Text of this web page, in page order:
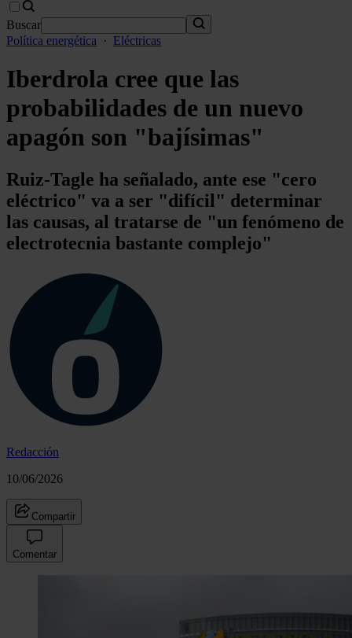
Buscar
Política energética
· Eléctricas
Iberdrola cree que las
probabilidades de un nuevo
apagón son "bajísimas"
Ruiz-Tagle ha señalado, ante ese "cero
eléctrico" va a ser "difícil" determinar
las causas, al tratarse de "un fenómeno de
electrotecnia bastante complejo"
Redacción
10/06/2026
Compartir
Comentar